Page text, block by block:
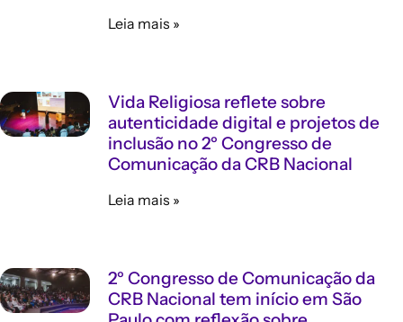
Leia mais »
Vida Religiosa reflete sobre
autenticidade digital e projetos de
inclusão no 2º Congresso de
Comunicação da CRB Nacional
Leia mais »
2º Congresso de Comunicação da
CRB Nacional tem início em São